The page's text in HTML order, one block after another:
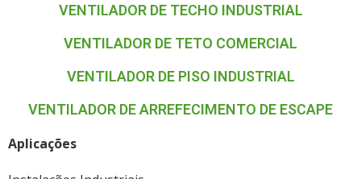
VENTILADOR DE TECHO INDUSTRIAL
VENTILADOR DE TETO COMERCIAL
VENTILADOR DE PISO INDUSTRIAL
VENTILADOR DE ARREFECIMENTO DE ESCAPE
Aplicações